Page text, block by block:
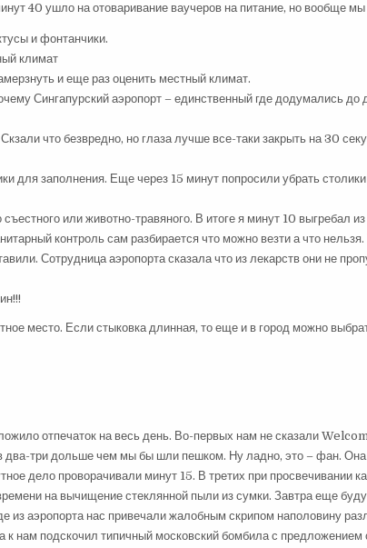
40 ушло на отоваривание ваучеров на питание, но вообще мы
и фонтанчики.
климат
и еще раз оценить местный климат.
Сингапурский аэропорт – единственный где додумались до
что безвредно, но глаза лучше все-таки закрыть на 30
заполнения. Еще через 15 минут попросили убрать
или животно-травяного. В итоге я минут 10 выгребал
контроль сам разбирается что можно везти а что
Сотрудница аэропорта сказала что из лекарств они не
место. Если стыковка длинная, то еще и в город можно
отпечаток на весь день. Во-первых нам не сказали
два-три дольше чем мы бы шли пешком. Ну ладно, это – фан.
дело проворачивали минут 15. В третих при просвечивании
на вычищение стеклянной пыли из сумки. Завтра еще
из аэропорта нас привечали жалобным скрипом наполовину
подскочил типичный московский бомбила с предложением